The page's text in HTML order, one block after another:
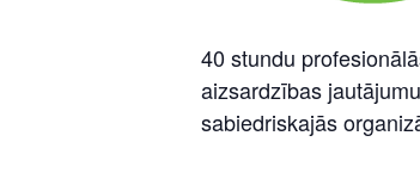
40 stundu
aizsardzības
sabiedriskajās